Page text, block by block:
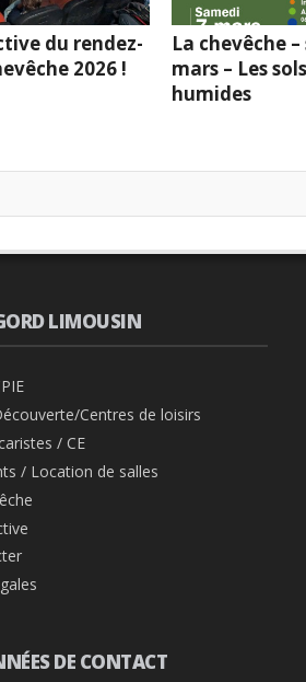
du rendez-
2026 !
La chevêche
mars – Les
humides
LIMOUSIN
Centres de loisirs
/ CE
/ Location de salles
DE CONTACT